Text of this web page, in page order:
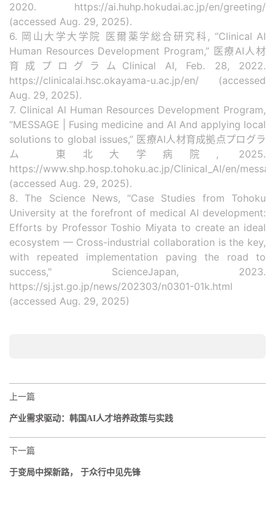
2020. https://ai.huhp.hokudai.ac.jp/en/greeting/
(accessed Aug. 29, 2025).
6. 岡山大学大学院 医爾薬学総合研究科, “Clinical AI
Human Resources Development Program,” 医療AI人材
育成プログラムClinical AI, Feb. 28, 2022.
https://clinicalai.hsc.okayama-u.ac.jp/en/ (accessed
Aug. 29, 2025).
7. Clinical Al Human Resources Development Program,
“MESSAGE | Fusing medicine and AI And applying local
solutions to global issues,” 医療AI人材育成拠点プログラ
ム 東北大学病院, 2025.
https://www.shp.hosp.tohoku.ac.jp/Clinical_AI/en/
(accessed Aug. 29, 2025).
8. The Science News, "Case Studies from Tohoku
University at the forefront of medical AI development:
Efforts by Professor Toshio Miyata to create an ideal
ecosystem — Cross-industrial collaboration is the key,
with repeated implementation paving the road to
success," ScienceJapan, 2023.
https://sj.jst.go.jp/news/202303/n0301-01k.html
(accessed Aug. 29, 2025)
上一篇
产业需求驱动：韩国AI人才培养政策与实践
下一篇
于变局中探新路， 于众行中见先锋